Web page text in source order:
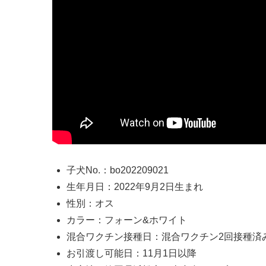
子犬No.：bo202209021
生年月日：2022年9月2日生まれ
性別：オス
カラー：フォーン&ホワイト
混合ワクチン接種日：混合ワクチン2回接種済
お引渡し可能日：11月1日以降